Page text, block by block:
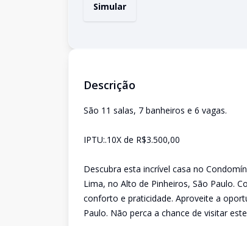
Simular
Descrição
São 11 salas, 7 banheiros e 6 vagas.
IPTU:.10X de R$3.500,00
Descubra esta incrível casa no
Lima, no Alto de Pinheiros, São Paulo.
conforto e praticidade. Aproveite a
Paulo. Não perca a chance de visitar